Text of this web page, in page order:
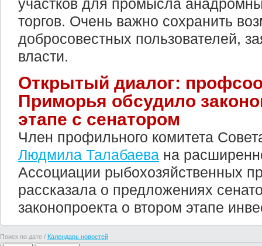
участков для промысла
торгов. Очень важно сохранить
добросовестных пользователей,
власти.
Открытый диалог:
Приморья обсудило
этапе с сенатором
Член профильного комитета
Людмила Талабаева на
Ассоциации рыбохозяйственных
рассказала о предложениях
законопроекта о втором этапе
Поиск по дате / Календарь новостей